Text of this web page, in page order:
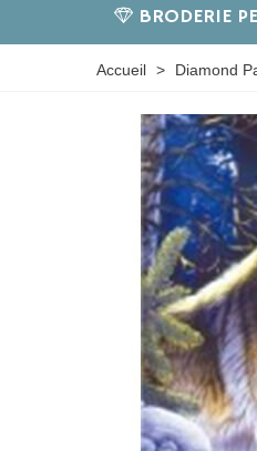
BRODERIE
Accueil > Diamond